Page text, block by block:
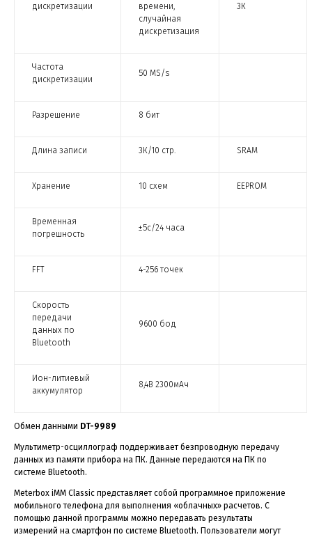
дискретизации
времени,
случайная
дискретизация
3К
Частота
дискретизации
50 MS/s
Разрешение 8 бит
Длина записи 3К/10 стр. SRAM
Хранение 10 схем EEPROM
Временная
погрешность
±5с/24 часа
FFT 4-256 точек
Скорость
передачи
данных по
Bluetooth
9600 бод
Ион-литиевый
аккумулятор
8,4В 2300мАч
Обмен данными DT-9989
Мультиметр-осциллограф поддерживает безпроводную передачу
данных из памяти прибора на ПК. Данные передаются на ПК по
системе Bluetooth.
Meterbox iMM Classic представляет собой программное приложение
мобильного телефона для выполнения «облачных» расчетов. С
помощью данной программы можно передавать результаты
измерений на смартфон по системе Bluetooth. Пользователи могут